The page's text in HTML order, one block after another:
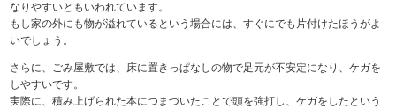
なりやすいともいわれています。
もし家の外にも物が溢れているという場合には、すぐにでも片付けたほうがよ
いでしょう。
さらに、ごみ屋敷では、床に置きっぱなしの物で足元が不安定になり、ケガを
しやすいです。
実際に、積み上げられた本につまづいたことで頭を強打し、ケガをしたという